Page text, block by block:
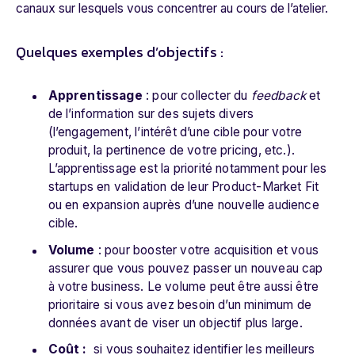
canaux sur lesquels vous concentrer au cours de l’atelier.
Quelques exemples d’objectifs :
Apprentissage : pour collecter du feedbacket
de l’information sur des sujets divers
(l’engagement, l’intérêt d’une cible pour votre
produit, la pertinence de votre pricing, etc.).
L’apprentissage est la priorité notamment pour les
startups en validation de leur Product-Market Fit
ou en expansion auprès d’une nouvelle audience
cible.
Volume : pour booster votre acquisition et vous
assurer que vous pouvez passer un nouveau cap
à votre business. Le volume peut être aussi être
prioritaire si vous avez besoin d’un minimum de
données avant de viser un objectif plus large.
Coût : si vous souhaitez identifier les meilleurs